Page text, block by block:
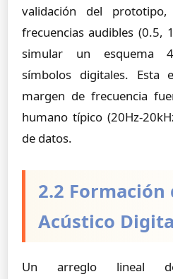
validación del
frecuencias audibles (0.5,
simular un esquema 4-
símbolos digitales. Esta
margen de frecuencia
humano típico (20Hz-
de datos.
2.2 Formación
Acústico
Un arreglo lineal